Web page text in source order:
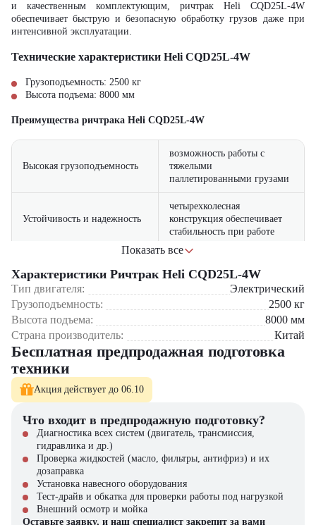
и качественным комплектующим, ричтрак Heli CQD25L-4W
обеспечивает быструю и безопасную обработку грузов даже при
интенсивной эксплуатации.
Технические характеристики Heli CQD25L-4W
Грузоподъемность: 2500 кг
Высота подъема: 8000 мм
Преимущества ричтрака Heli CQD25L-4W
Высокая грузоподъемность
возможность работы с
тяжелыми
паллетированными грузами
Устойчивость и надежность
четырехколесная
конструкция обеспечивает
стабильность при работе
эргономичное управление
Энергоэффективность
современная тяговая батарея
с длительным сроком
службы
Где применяется ричтрак Heli CQD25L-4W?
Погрузочно-разгрузочные работы на складах
Комплектация заказов в логистических центрах
Работа с паллетами в оптовых торговых комплексах
Обработка грузов в сельскохозяйственных предприятиях
Почему стоит выбрать Heli CQD25L-4W?
Повышенная устойчивость благодаря четырем колесам
Отличное соотношение мощности и маневренности
Высокоточная система управления
Низкие эксплуатационные затраты
Показать все
Характеристики Ричтрак Heli CQD25L-4W
Тип двигателя:
Электрический
Грузоподъемность:
2500 кг
Высота подъема:
8000 мм
Страна производитель:
Китай
Бесплатная предпродажная подготовка
техники
Акция действует до 06.10
Что входит в предпродажную подготовку?
Диагностика всех систем (двигатель, трансмиссия,
гидравлика и др.)
Проверка жидкостей (масло, фильтры, антифриз) и их
дозаправка
Установка навесного оборудования
Тест-драйв и обкатка для проверки работы под нагрузкой
Внешний осмотр и мойка
Оставьте заявку, и наш специалист закрепит за вами